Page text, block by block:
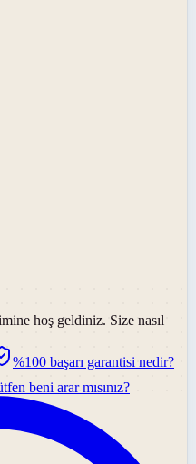
hoş geldiniz. Size nasıl
%100 başarı garantisi nedir?
beni arar mısınız?